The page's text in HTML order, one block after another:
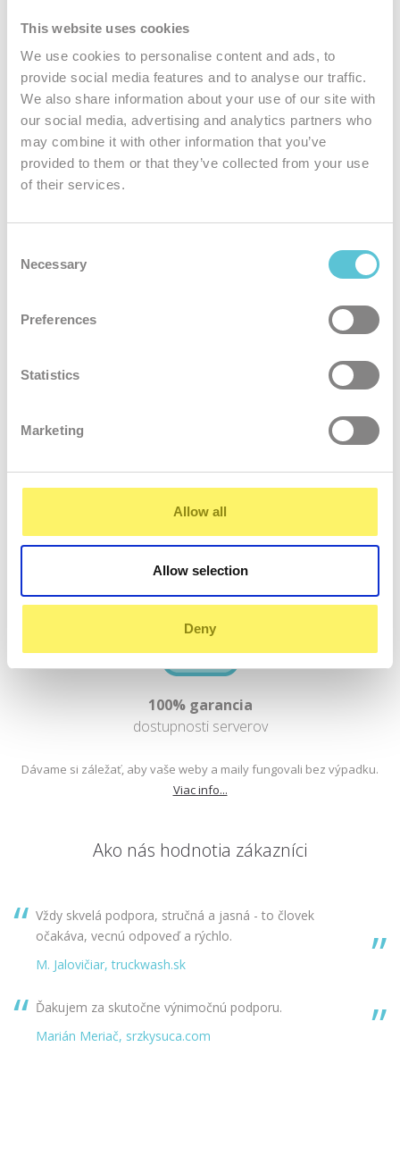
This website uses cookies
We use cookies to personalise content and ads, to
provide social media features and to analyse our traffic.
We also share information about your use of our site with
our social media, advertising and analytics partners who
may combine it with other information that you’ve
provided to them or that they’ve collected from your use
of their services.
Selection
Necessary
Preferences
Statistics
Marketing
Allow all
Allow selection
Deny
Naši kvalifikovaní administrátori rýchlo a ochotne vyriešia akýkoľvek
100% garancia
dostupnosti serverov
Dávame si záležať, aby vaše weby a maily fungovali bez výpadku.
Viac info...
Ako nás hodnotia zákazníci
Vždy skvelá podpora, stručná a jasná - to človek
očakáva, vecnú odpoveď a rýchlo.
M. Jalovičiar, truckwash.sk
Ďakujem za skutočne výnimočnú podporu.
Marián Meriač, srzkysuca.com